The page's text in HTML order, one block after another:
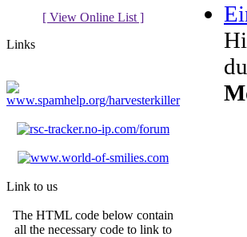
[ View Online List ]
Links
Link to us
The HTML code below contain
all the necessary code to link to